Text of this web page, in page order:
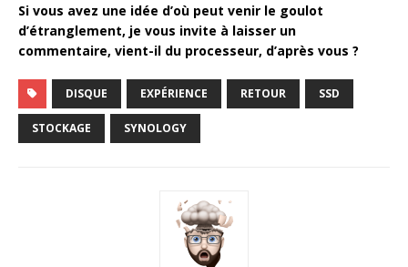
Si vous avez une idée d’où peut venir le goulot
d’étranglement, je vous invite à laisser un
commentaire, vient-il du processeur, d’après vous ?
DISQUE EXPÉRIENCE RETOUR SSD
STOCKAGE SYNOLOGY